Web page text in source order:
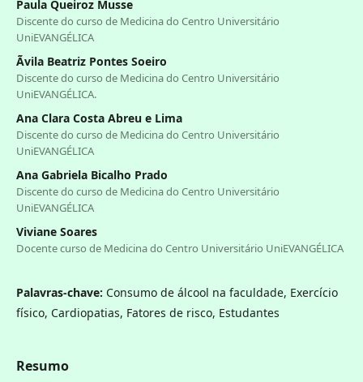
Paula Queiroz Musse
Discente do curso de Medicina do Centro Universitário
UniEVANGÉLICA
Ãvila Beatriz Pontes Soeiro
Discente do curso de Medicina do Centro Universitário
UniEVANGÉLICA.
Ana Clara Costa Abreu e Lima
Discente do curso de Medicina do Centro Universitário
UniEVANGÉLICA
Ana Gabriela Bicalho Prado
Discente do curso de Medicina do Centro Universitário
UniEVANGÉLICA
Viviane Soares
Docente curso de Medicina do Centro Universitário UniEVANGÉLICA
Palavras-chave: Consumo de álcool na faculdade, Exercício
físico, Cardiopatias, Fatores de risco, Estudantes
Resumo